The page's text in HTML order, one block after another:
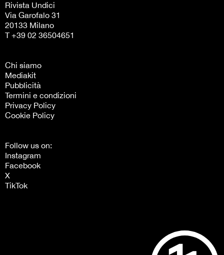
Rivista Undici
Via Garofalo 31
20133 Milano
T +39 02 36504651
Chi siamo
Mediakit
Pubblicità
Termini e condizioni
Privacy Policy
Cookie Policy
Follow us on:
Instagram
Facebook
X
TikTok